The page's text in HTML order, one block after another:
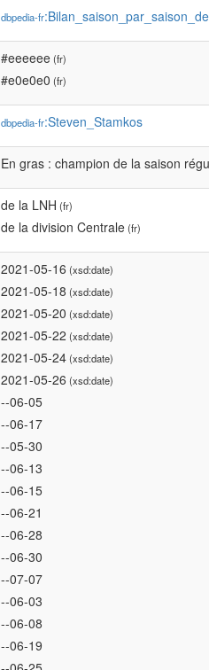
dbpedia-fr
#eeeeee(fr)
#e0e0e0 (fr)
dbpedia-fr:Steven_Stamkos
En gras : champion de la saison
de la LNH (fr)
de la division Centrale(fr)
2021-05-16 (xsd:date)
2021-05-18 (xsd:date)
2021-05-20 (xsd:date)
2021-05-22 (xsd:date)
2021-05-24(xsd:date)
2021-05-26 (xsd:date)
--06-05
--06-17
--05-30
--06-13
--06-15
--06-21
--06-28
--06-30
--07-07
--06-03
--06-08
--06-19